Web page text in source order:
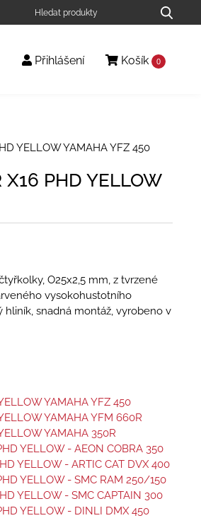
Přihlášení Košík 0
YELLOW YAMAHA YFZ 450
PHD YELLOW
O25x2,5 mm, z tvrzené
vysokohustotního
snadná montáž, vyrobeno v
YAMAHA YFZ 450
YAMAHA YFM 660R
YAMAHA 350R
YELLOW - AEON COBRA 350
YELLOW - ARTIC CAT DVX 400
YELLOW - SMC RAM 250/150
YELLOW - SMC CAPTAIN 300
YELLOW - DINLI DMX 450